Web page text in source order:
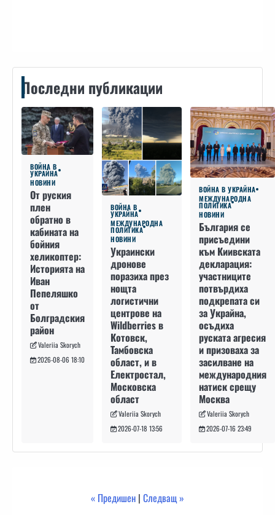
Последни публикации
ВОЙНА В
УКРАЙНА
НОВИНИ
От руския
плен
обратно в
кабината на
бойния
хеликоптер:
Историята на
Иван
Пепеляшко
от
Болградския
район
Valeriia Skorych
2026-08-06 18:10
ВОЙНА В
УКРАЙНА
МЕЖДУНАРОДНА
ПОЛИТИКА
НОВИНИ
Украински
дронове
поразиха през
нощта
логистични
центрове на
Wildberries в
Котовск,
Тамбовска
област, и в
Електростал,
Московска
област
Valeriia Skorych
2026-07-18 13:56
ВОЙНА В УКРАЙНА
МЕЖДУНАРОДНА
ПОЛИТИКА
НОВИНИ
България се
присъедини
към Киивската
декларация:
участниците
потвърдиха
подкрепата си
за Украйна,
осъдиха
руската агресия
и призоваха за
засилване на
международния
натиск срещу
Москва
Valeriia Skorych
2026-07-16 23:49
« Предишен | Следващ »